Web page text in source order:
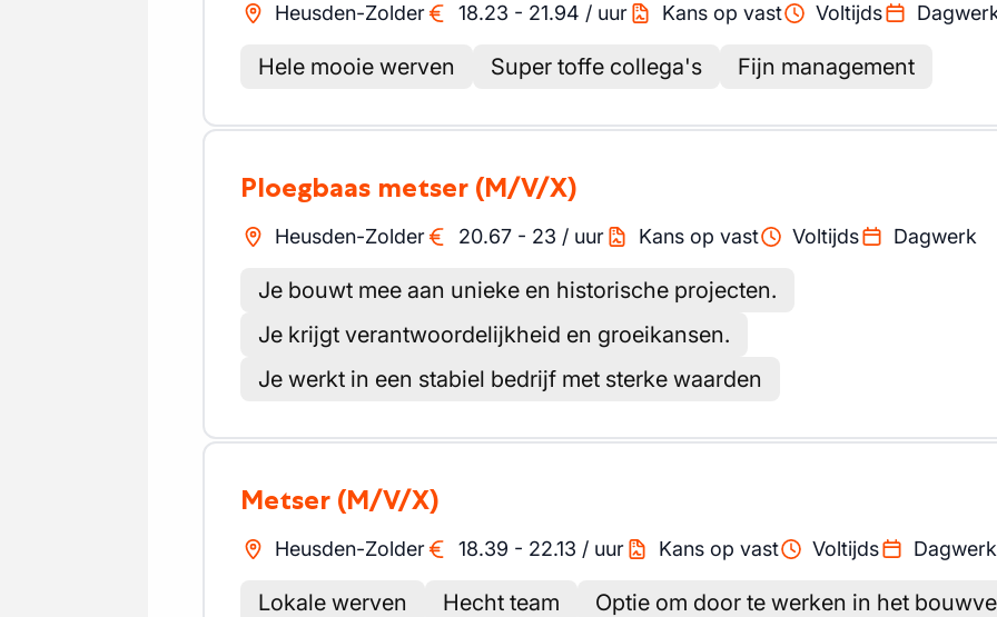
Heusden-Zolder 18.23 - 21.94 / uur Kans op vast Voltijds
Hele mooie werven Super toffe collega's Fijn management
Ploegbaas metser (M/V/X)
Heusden-Zolder 20.67 - 23 / uur Kans op vast Voltijds Dagwerk
Je bouwt mee aan unieke en historische projecten.
Je krijgt verantwoordelijkheid en groeikansen.
Je werkt in een stabiel bedrijf met sterke waarden
Metser (M/V/X)
Heusden-Zolder 18.39 - 22.13 / uur Kans op vast Voltijds Dagwerk
Lokale werven Hecht team Optie om door te werken in het